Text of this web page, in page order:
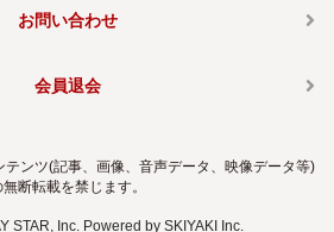
お問い合わせ
会員退会
ンツ(記事、画像、音声データ、映像データ等)
無断転載を禁じます。
STAR, Inc. Powered by SKIYAKI Inc.